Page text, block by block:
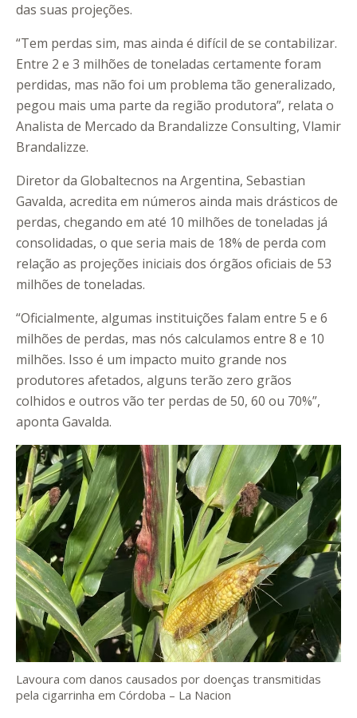
das suas projeções.
“Tem perdas sim, mas ainda é difícil de se contabilizar.
Entre 2 e 3 milhões de toneladas certamente foram
perdidas, mas não foi um problema tão generalizado,
pegou mais uma parte da região produtora”, relata o
Analista de Mercado da Brandalizze Consulting, Vlamir
Brandalizze.
Diretor da Globaltecnos na Argentina, Sebastian
Gavalda, acredita em números ainda mais drásticos de
perdas, chegando em até 10 milhões de toneladas já
consolidadas, o que seria mais de 18% de perda com
relação as projeções iniciais dos órgãos oficiais de 53
milhões de toneladas.
“Oficialmente, algumas instituições falam entre 5 e 6
milhões de perdas, mas nós calculamos entre 8 e 10
milhões. Isso é um impacto muito grande nos
produtores afetados, alguns terão zero grãos
colhidos e outros vão ter perdas de 50, 60 ou 70%”,
aponta Gavalda.
Lavoura com danos causados por doenças transmitidas
pela cigarrinha em Córdoba – La Nacion